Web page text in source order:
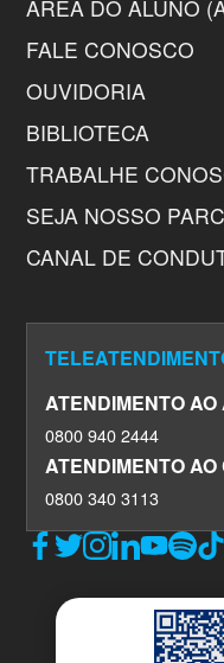
ÁREA DO ALUNO
FALE CONOSCO
OUVIDORIA
BIBLIOTECA
TRABALHE
SEJA NOSSO
CANAL DE
ATENDIMENTO
0800 940 2444
ATENDIMENTO
0800 340 3113